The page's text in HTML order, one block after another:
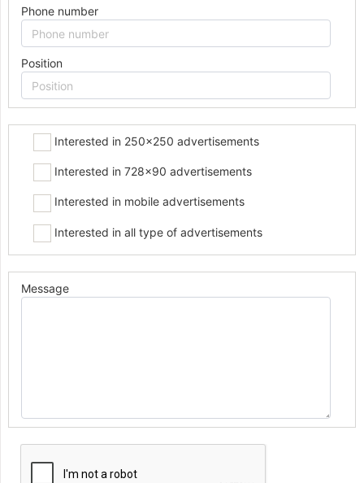
Phone number
Position
Interested in 250x250 advertisements
Interested in 728x90 advertisements
Interested in mobile advertisements
Interested in all type of advertisements
Message